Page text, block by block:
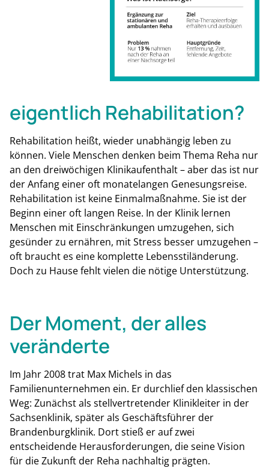
eigentlich Rehabilitation?
Rehabilitation heißt, wieder unabhängig leben zu
können. Viele Menschen denken beim Thema Reha nur
an den dreiwöchigen Klinikaufenthalt – aber das ist nur
der Anfang einer oft monatelangen Genesungsreise.
Rehabilitation ist keine Einmalmaßnahme. Sie ist der
Beginn einer oft langen Reise. In der Klinik lernen
Menschen mit Einschränkungen umzugehen, sich
gesünder zu ernähren, mit Stress besser umzugehen –
oft braucht es eine komplette Lebensstiländerung.
Doch zu Hause fehlt vielen die nötige Unterstützung.
Der Moment, der alles
veränderte
Im Jahr 2008 trat Max Michels in das
Familienunternehmen ein. Er durchlief den klassischen
Weg: Zunächst als stellvertretender Klinikleiter in der
Sachsenklinik, später als Geschäftsführer der
Brandenburgklinik. Dort stieß er auf zwei
entscheidende Herausforderungen, die seine Vision
für die Zukunft der Reha nachhaltig prägten.